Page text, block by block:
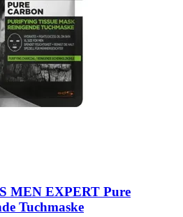
MEN EXPERT Pure
Tuchmaske